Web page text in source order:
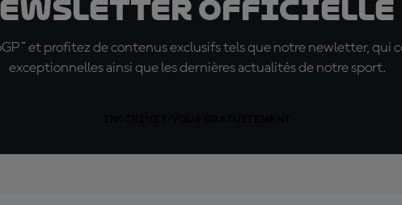
officielle
et profitez de contenus exclusifs tels que notre newletter, qui
exceptionnelles ainsi que les dernières actualités de notre sport.